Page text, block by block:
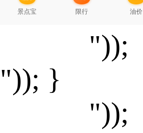
景点宝 限行 油价
"));
")); }
"));